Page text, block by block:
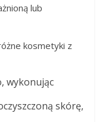
lub
kosmetyki z
wykonując
skórę,